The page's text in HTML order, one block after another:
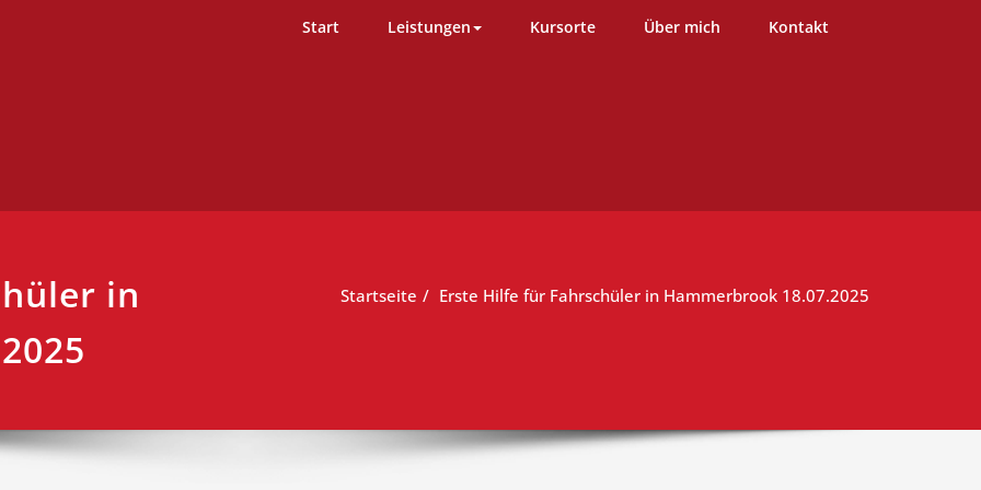
Team – Erste Hilfe Kurs Hamburg
Start Leistungen Kursorte Über mich Kontakt
in
Startseite Erste Hilfe für Fahrschüler in Hammerbrook 18.07.2025